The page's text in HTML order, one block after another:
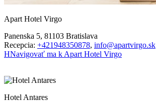
Apart Hotel Virgo
Panenska 5, 81103 Bratislava
Recepcia: +421948350878, info@apartvirgo.sk
HNavigovať ma k Apart Hotel Virgo
Hotel Antares